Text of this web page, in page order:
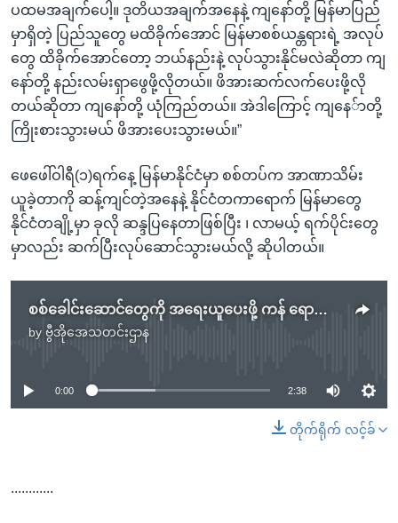
ပထမအချက်ပေါ့။ ဒုတိယအချက်အနေနဲ့ ကျနော်တို့ မြန်မာပြည်
မှာရှိတဲ့ ပြည်သူတွေ မထိခိုက်အောင် မြန်မာစစ်ယန္တရားရဲ့ အလုပ်
တွေ ထိခိုက်အောင်တော့ ဘယ်နည်းနဲ့ လုပ်သွားနိုင်မလဲဆိုတာ ကျ
နော်တို့ နည်းလမ်းရှာဖွေဖို့လိုတယ်။ ဖိအားဆက်လက်ပေးဖို့လို
တယ်ဆိုတာ ကျနော်တို့ ယုံကြည်တယ်။ အဲဒါကြောင့် ကျနေ်ာတို့
ကြိုးစားသွားမယ် ဖိအားပေးသွားမယ်။”
ဖေဖေါ်ဝါရီ(၁)ရက်နေ့ မြန်မာနိုင်ငံမှာ စစ်တပ်က အာဏာသိမ်း
ယူခဲ့တာကို ဆန့်ကျင်တဲ့အနေနဲ့ နိုင်ငံတကာရောက် မြန်မာတွေ
နိုင်ငံတချို့မှာ ခုလို ဆန္ဒပြနေတာဖြစ်ပြီး ၊ လာမယ့် ရက်ပိုင်းတွေ
မှာလည်း ဆက်ပြီးလုပ်ဆောင်သွားမယ်လို့ ဆိုပါတယ်။
စစ်ခေါင်းဆောင်တွေကို အရေးယူပေးဖို့ ကန် ရောက်မြန်မာတွေ ကန် အစိုးရကို တိုက်တွန်း
by ဗွီအိုအေသတင်းဌာန
No media source currently available
0:00 2:38
တိုက်ရိုက် လင့်ခ်
............